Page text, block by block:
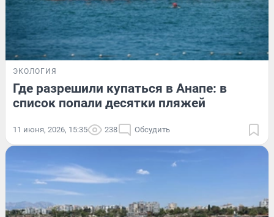
ЭКОЛОГИЯ
Где разрешили купаться в Анапе: в
список попали десятки пляжей
11 июня, 2026, 15:35 238 Обсудить